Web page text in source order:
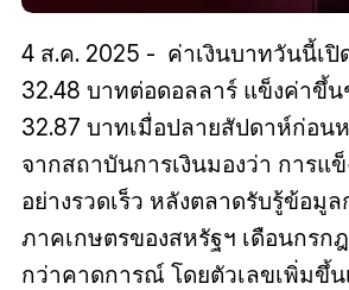
4 ส.ค. 2025 - ค่าเงินบาทวันนี้เปิ
32.48 บาทต่อดอลลาร์ แข็งค่าขึ้น
32.87 บาทเมื่อปลายสัปดาห์ก่อน
จากสถาบันการเงินมองว่า การแ
อย่างรวดเร็ว หลังตลาดรับรู้ข้อมู
ภาคเกษตรของสหรัฐฯ เดือนกรก
กว่าคาดการณ์ โดยตัวเลขเพิ่มขึ้น